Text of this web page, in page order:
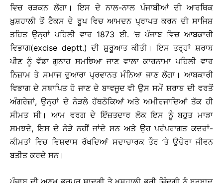
ਵਿਚ ਰੜਕਨ ਲੱਗਾ। ਇਸ ਦੇ ਨਾਲ-ਨਾਲ ਪੰਜਾਬੀਆਂ ਦੀ ਆਰਥਿਕ
ਖ਼ੁਸ਼ਹਾਲੀ ਤੋਂ ਟੈਕਸ ਦੇ ਰੂਪ ਵਿਚ ਆਮਦਨ ਪ੍ਰਾਪਤ ਕਰਨ ਦੀ ਸਾਜਿਸ਼
ਤਹਿਤ ਉਨ੍ਹਾਂ ਪਹਿਲੀ ਵਾਰ 1873 ਈ. ’ਚ ਪੰਜਾਬ ਵਿਚ ਆਬਕਾਰੀ
ਵਿਭਾਗ(excise deptt.) ਦੀ ਸ਼ੁਰੂਆਤ ਕੀਤੀ। ਇਸ ਤਰ੍ਹਾਂ ਸ਼ਰਾਬ
ਪੀਣ ਨੂੰ ਵੱਡਾ ਗੁਨਾਹ ਸਮਝਿਆ ਜਾਣ ਵਾਲਾ ਕਾਰਨਾਮਾ ਪਹਿਲੀ ਵਾਰ
ਨਿਜ਼ਾਮ ਤੇ ਸਮਾਜ ਦੁਆਰਾ ਪ੍ਰਵਾਨਤ ਮੰਨਿਆ ਜਾਣ ਲੱਗਾ। ਆਬਕਾਰੀ
ਵਿਭਾਗ ਦੇ ਸਥਾਪਿਤ ਹੋ ਜਾਣ ਦੇ ਬਾਵਜੂਦ ਵੀ ਉਸ ਸਮੇਂ ਸ਼ਰਾਬ ਦੀ ਵਰਤੋਂ
ਅੰਗਰੇਜ਼ਾਂ, ਉਨ੍ਹਾਂ ਦੇ ਨੇੜਲੇ ਹੱਥਠੋਕਿਆਂ ਅਤੇ ਅਮੀਰਜਾਦਿਆਂ ਤੱਕ ਹੀ
ਸੀਮਤ ਸੀ। ਆਮ ਵਰਗ ਦੇ ਇੱਜ਼ਤਦਾਰ ਲੋਕ ਇਸ ਨੂੰ ਬਹੁਤ ਮਾੜਾ
ਸਮਝਦੇ, ਇਸ ਦੇ ਨੇੜੇ ਨਹੀਂ ਜਾਂਦੇ ਸਨ ਅਤੇ ਉਹ ਪਰੰਪਰਾਗਤ ਕਦਰਾਂ-
ਕੀਮਤਾਂ ਵਿਚ ਵਿਸ਼ਵਾਸ ਰੱਖਦਿਆਂ ਸਦਾਚਾਰਕ ਤੌਰ ’ਤੇ ਉਚੇਰਾ ਜੀਵਨ
ਬਤੀਤ ਕਰਦੇ ਸਨ।